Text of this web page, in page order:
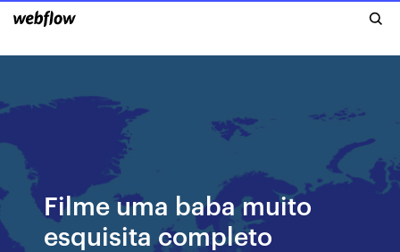
Filme uma baba muito
esquisita completo